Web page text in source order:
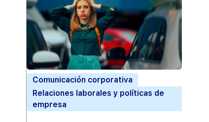
Comunicación corporativa
Relaciones laborales y políticas de
empresa